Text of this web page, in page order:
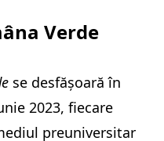
Verde
se desfășoară în
2023, fiecare
preuniversitar